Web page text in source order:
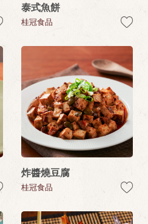
泰式魚餅
桂冠食品
炸醬燒豆腐
桂冠食品